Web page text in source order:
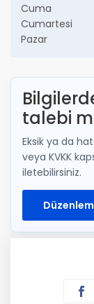
Cuma
Cumartesi
Pazar
talebi
Eksik ya da
veya KVKK
iletebilirsiniz.